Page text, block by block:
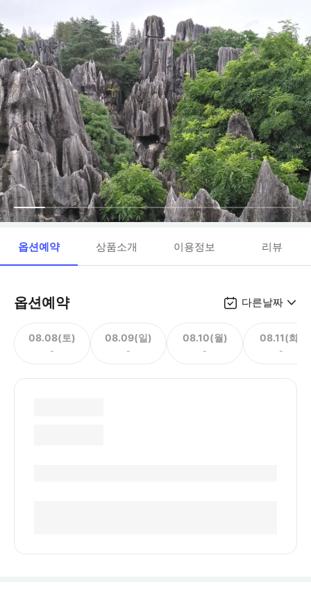
옵션예약 상품소개 이용정보 리뷰
옵션예약 다른날짜
08.08(토)
-
08.09(일)
-
08.10(월)
-
08.11(화)
-